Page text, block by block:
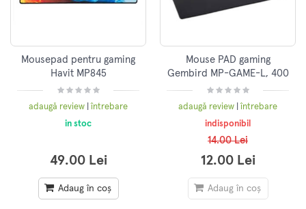
Mousepad pentru gaming
Havit MP845
adaugă review
întrebare
in stoc
49.00 Lei
Adaug în coș
Mouse PAD gaming
Gembird MP-GAME-L, 400
x 450 mm
adaugă review
întrebare
indisponibil
14.00 Lei
12.00 Lei
Adaug în coș